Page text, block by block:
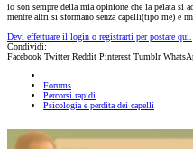
io son sempre della mia opinione che la pelata si
mentre altri si sformano senza capelli(tipo me) e
Devi effettuare il login o registrarti per postare qui.
Condividi:
Facebook Twitter Reddit Pinterest Tumblr
Forums
Percorsi rapidi
Psicologia e perdita dei capelli